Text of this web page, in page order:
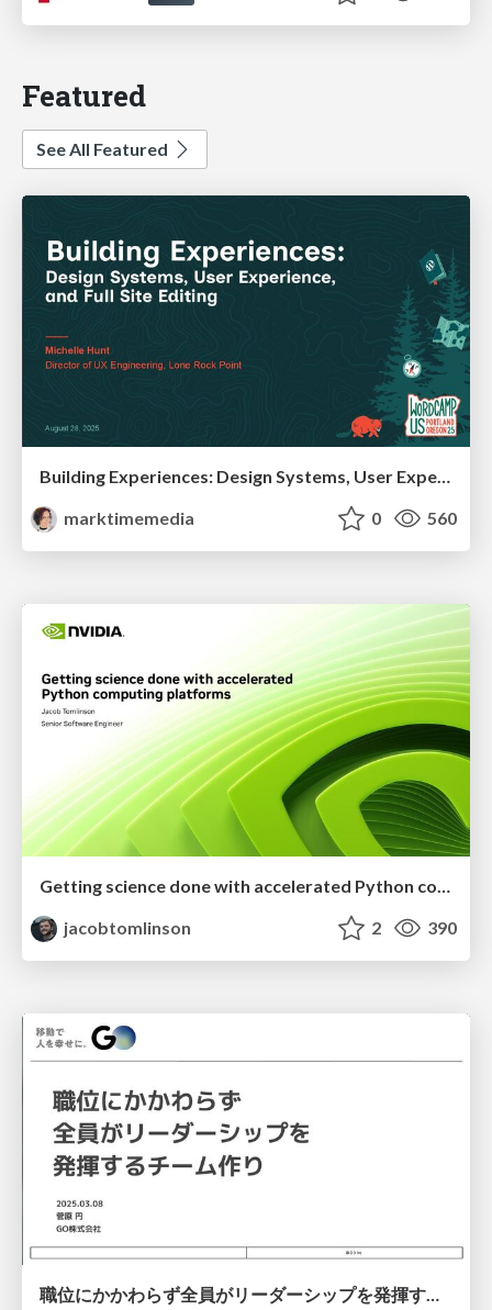
Featured
See All Featured
Building Experiences: Design Systems, User Experience, and Full Site Editing
marktimemedia
0 560
Getting science done with accelerated Python computing platforms
jacobtomlinson
2 390
職位にかかわらず全員がリーダーシップを発揮するチーム作り / Building a team where everyone can demonstrate leadership regardless of position